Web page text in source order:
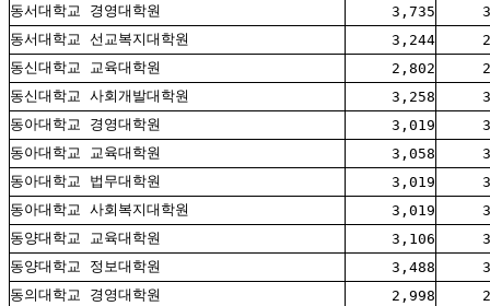
동서대학교 경영대학원
3,735
동서대학교 선교복지대학원
3,244
동신대학교 교육대학원
2,802
동신대학교 사회개발대학원
3,258
동아대학교 경영대학원
3,019
동아대학교 교육대학원
3,058
동아대학교 법무대학원
3,019
동아대학교 사회복지대학원
3,019
동양대학교 교육대학원
3,106
동양대학교 정보대학원
3,488
동의대학교 경영대학원
2,998